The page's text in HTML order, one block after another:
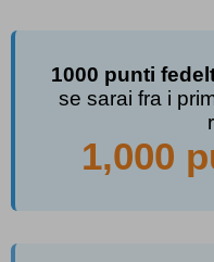
1000 punti
se sarai fra i
1,000